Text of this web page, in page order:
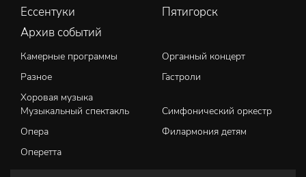
Ессентуки
Пятигорск
Архив событий
Камерные программы
Органный концерт
Разное
Гастроли
Хоровая музыка
Музыкальный спектакль
Симфонический оркестр
Опера
Филармония детям
Оперетта